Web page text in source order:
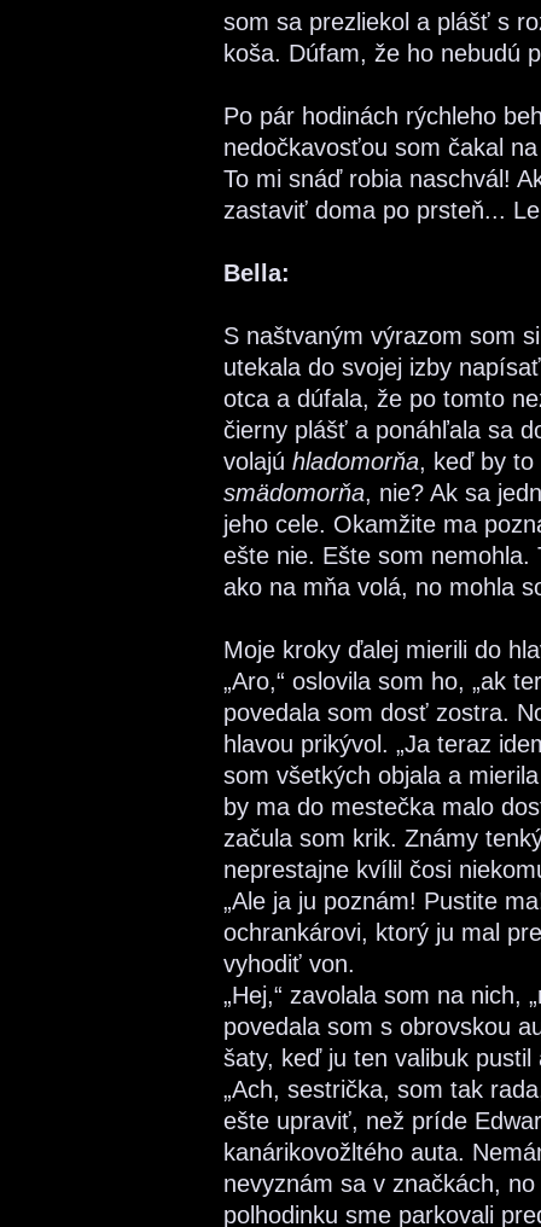
som sa prezliekol a plášť s
koša. Dúfam, že ho nebudú
Po pár hodinách rýchleho
nedočkavosťou som čakal
To mi snáď robia naschvál!
zastaviť doma po prsteň...
Bella:
S naštvaným výrazom som
utekala do svojej izby
otca a dúfala, že po tomto
čierny plášť a ponáhľala sa
volajú hladomorňa, keď by
smädomorňa, nie? Ak sa
jeho cele. Okamžite ma
ešte nie. Ešte som
ako na mňa volá, no mohla
Moje kroky ďalej mierili do
„Aro,“ oslovila som ho, „ak
povedala som dosť zostra.
hlavou prikývol. „Ja teraz
som všetkých objala a
by ma do mestečka malo
začula som krik. Známy
neprestajne kvílil čosi
„Ale ja ju poznám! Pustite
ochrankárovi, ktorý ju mal
vyhodiť von.
„Hej,“ zavolala som na nich,
povedala som s obrovskou
šaty, keď ju ten valibuk
„Ach, sestrička, som tak
ešte upraviť, než príde
kanárikovožltého auta.
nevyznám sa v značkách,
polhodinku sme parkovali